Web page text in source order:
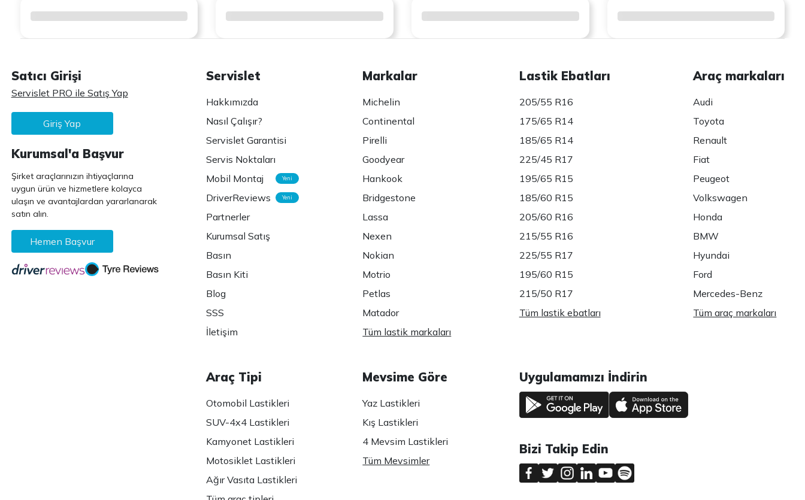
Satıcı Girişi
Servislet PRO ile Satış Yap
Giriş Yap
Kurumsal'a Başvur
Şirket araçlarınızın ihtiyaçlarına
uygun ürün ve hizmetlere kolayca
ulaşın ve avantajlardan yararlanarak
satın alın.
Hemen Başvur
Servislet
Hakkımızda
Nasıl Çalışır?
Servislet Garantisi
Servis Noktaları
Mobil Montaj
Yeni
DriverReviews Yeni
Partnerler
Kurumsal Satış
Basın
Basın Kiti
Blog
SSS
İletişim
Markalar
Michelin
Continental
Pirelli
Goodyear
Hankook
Bridgestone
Lassa
Nexen
Nokian
Motrio
Petlas
Matador
Tüm lastik markaları
Lastik Ebatları
205/55 R16
175/65 R14
185/65 R14
225/45 R17
195/65 R15
185/60 R15
205/60 R16
215/55 R16
225/55 R17
195/60 R15
215/50 R17
Tüm lastik ebatları
Araç markaları
Audi
Toyota
Renault
Fiat
Peugeot
Volkswagen
Honda
BMW
Hyundai
Ford
Mercedes-Benz
Tüm araç markaları
Araç Tipi
Otomobil Lastikleri
SUV-4x4 Lastikleri
Kamyonet Lastikleri
Motosiklet Lastikleri
Ağır Vasıta Lastikleri
Mevsime Göre
Yaz Lastikleri
Kış Lastikleri
4 Mevsim Lastikleri
Tüm Mevsimler
Uygulamamızı İndirin
Bizi Takip Edin